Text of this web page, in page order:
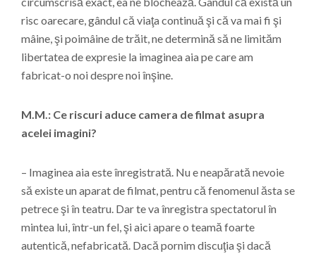
risc oarecare, gândul că viaţa continuă şi că va mai fi şi
mâine, şi poimâine de trăit, ne determină să ne limităm
libertatea de expresie la imaginea aia pe care am
fabricat-o noi despre noi înşine.
M.M.: Ce riscuri aduce camera de filmat asupra
acelei imagini?
– Imaginea aia este înregistrată. Nu e neapărată nevoie
să existe un aparat de filmat, pentru că fenomenul ăsta se
petrece şi în teatru. Dar te va înregistra spectatorul în
mintea lui, într-un fel, şi aici apare o teamă foarte
autentică, nefabricată. Dacă pornim discuţia şi dacă